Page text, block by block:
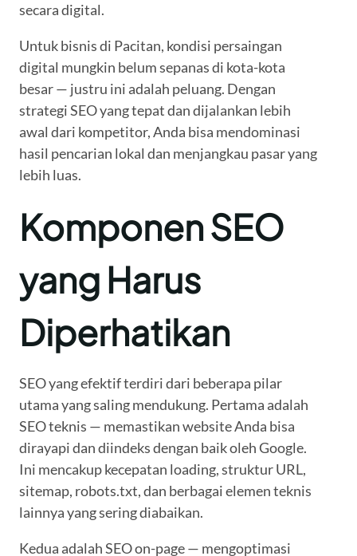
secara digital.
Untuk bisnis di Pacitan, kondisi persaingan
digital mungkin belum sepanas di kota-kota
besar — justru ini adalah peluang. Dengan
strategi SEO yang tepat dan dijalankan lebih
awal dari kompetitor, Anda bisa mendominasi
hasil pencarian lokal dan menjangkau pasar yang
lebih luas.
Komponen SEO
yang Harus
Diperhatikan
SEO yang efektif terdiri dari beberapa pilar
utama yang saling mendukung. Pertama adalah
SEO teknis — memastikan website Anda bisa
dirayapi dan diindeks dengan baik oleh Google.
Ini mencakup kecepatan loading, struktur URL,
sitemap, robots.txt, dan berbagai elemen teknis
lainnya yang sering diabaikan.
Kedua adalah SEO on-page — mengoptimasi